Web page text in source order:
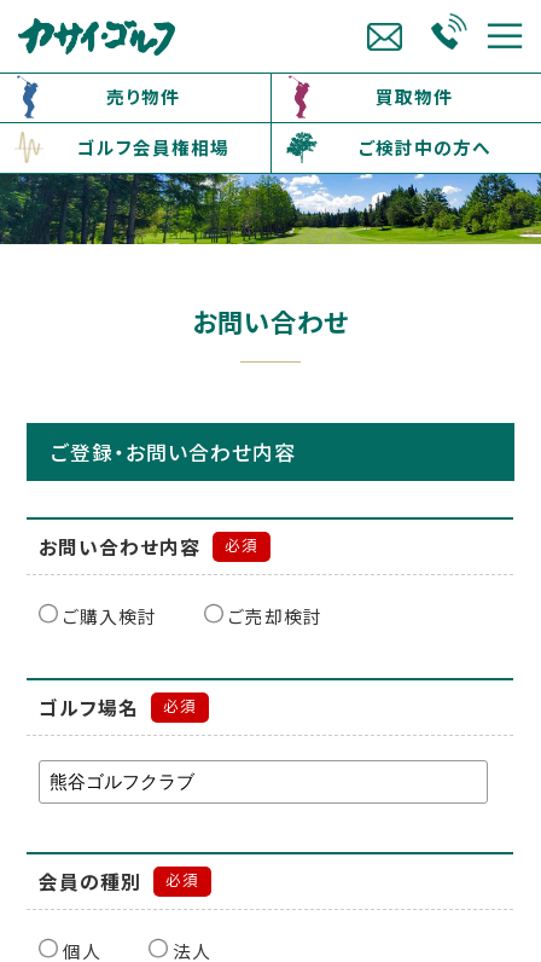
売り物件
買取物件
ゴルフ会員権相場
ご検討中の方へ
お問い合わせ
ご登録・お問い合わせ内容
お問い合わせ内容 必須
ご購入検討 ご売却検討
ゴルフ場名 必須
会員の種別 必須
個人 法人